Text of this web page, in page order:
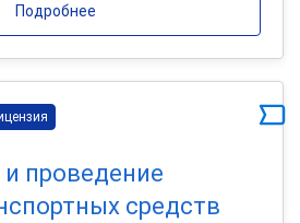
Подробнее
проведение
средств